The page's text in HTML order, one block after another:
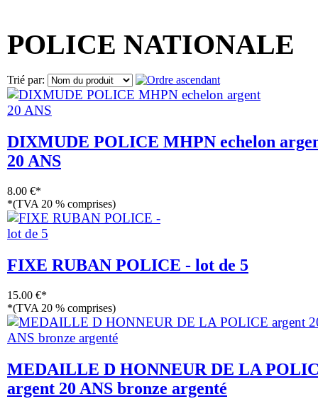
POLICE NATIONALE
Trié par:
DIXMUDE POLICE MHPN echelon
20 ANS
8.00 €*
*(TVA 20 % comprises)
FIXE RUBAN POLICE - lot de 5
15.00 €*
*(TVA 20 % comprises)
MEDAILLE D HONNEUR DE LA
argent 20 ANS bronze argenté